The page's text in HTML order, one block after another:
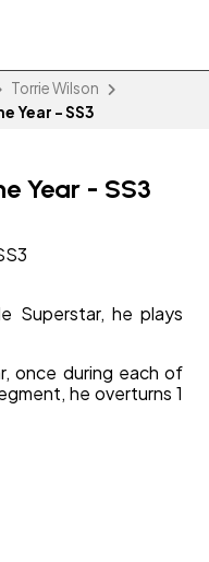
Torrie Wilson
Year - SS3
Year - SS3
Superstar, he plays
once during each of
he overturns 1